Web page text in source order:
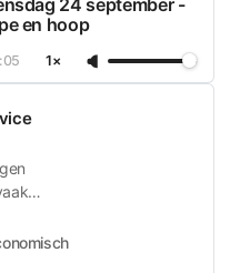
en hoop
1×
nu
nieuws voor beleggers